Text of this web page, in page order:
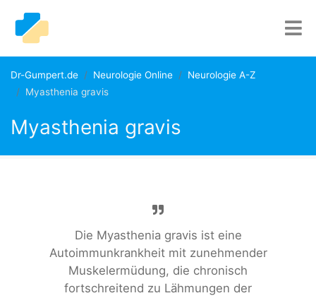
Dr-Gumpert.de Neurologie Online
Neurologie A-Z
Myasthenia gravis
Myasthenia gravis
Die Myasthenia gravis ist eine
Autoimmunkrankheit mit zunehmender
Muskelermüdung, die chronisch
fortschreitend zu Lähmungen der